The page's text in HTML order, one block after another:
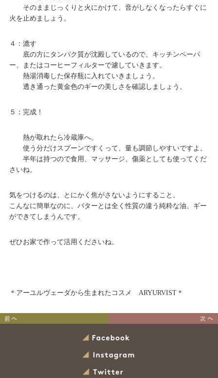
そのままじっくりと火にかけて、音がしなくなったらすぐに
火を止めましょう。
４：漉す
底の方にタンパク質が沈殿しているので、キッチンペーパ
ー、またはコーヒーフィルターで濾していきます。
熱湯消毒した保存瓶に入れていきましょう。
透き通った黄金色のギーの美しさを確認しましょう。
５：完成！
熱が取れたら冷蔵庫へ。
使う分だけスプーンですくって、量も調節しやすいですよ。
半年は持つので食用、マッサージ、傷薬としても使ってくだ
さいね。
気をつけるのは、とにかく焦がさないようにすること。
こんなに簡単なのに、バターとは全く性質の違う純粋な油、ギー
ができてしまうんです。
ぜひお家で作って活用くださいね。
＊アーユルヴェーダから生まれたコスメ ARYURVIST＊
アーユルヴェーダ的最強デ
Facebook
Instagram